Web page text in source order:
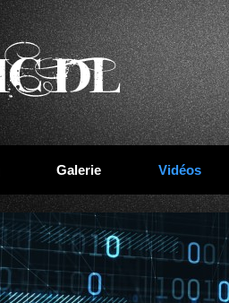
Galerie Vidéos